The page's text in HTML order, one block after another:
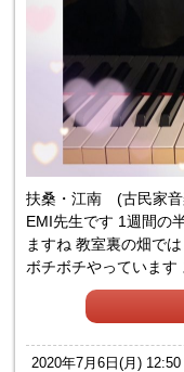
扶桑・江南 (古民家音
EMI先生です 1週間の
ますね 教室裏の畑で
ボチボチやっていま
2020年7月6日(月) 12:50